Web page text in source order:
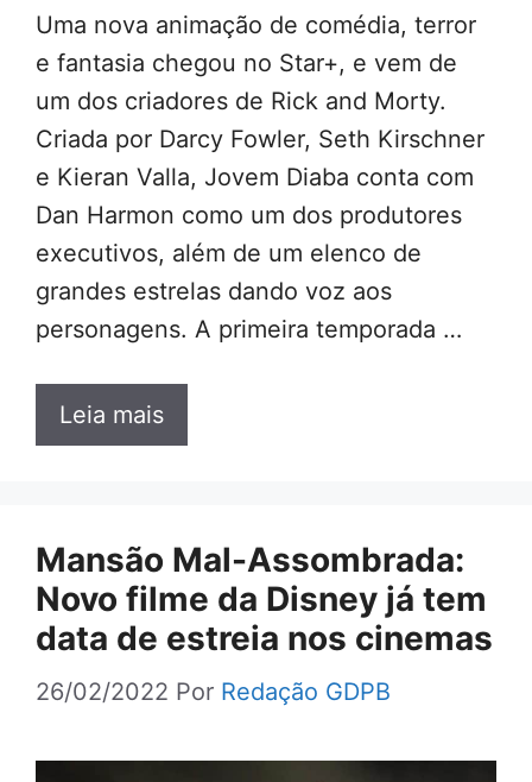
Uma nova animação de comédia, terror
e fantasia chegou no Star+, e vem de
um dos criadores de Rick and Morty.
Criada por Darcy Fowler, Seth Kirschner
e Kieran Valla, Jovem Diaba conta com
Dan Harmon como um dos produtores
executivos, além de um elenco de
grandes estrelas dando voz aos
personagens. A primeira temporada …
Leia mais
Mansão Mal-Assombrada:
Novo filme da Disney já tem
data de estreia nos cinemas
26/02/2022 Por Redação GDPB